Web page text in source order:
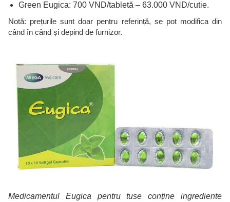
Green Eugica: 700 VND/tabletă – 63.000 VND/cutie.
Notă: prețurile sunt doar pentru referință, se pot modifica din
când în când și depind de furnizor.
Medicamentul Eugica pentru tuse conține ingrediente